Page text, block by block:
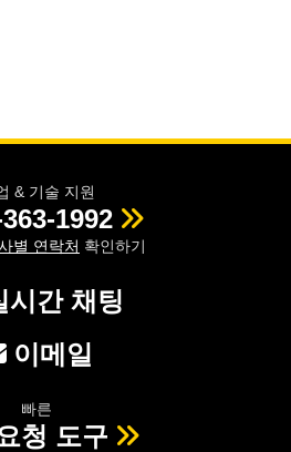
& 기술 지원
1992
별 연락처 확인하기
시간 채팅
이메일
빠른
청 도구